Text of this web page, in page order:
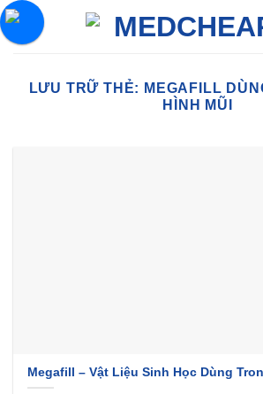
Chuyển
đến
LƯU TRỮ THẺ: MEGAFILL
HÌNH MŨI
Megafill – Vật Liệu Sinh Học Dùng